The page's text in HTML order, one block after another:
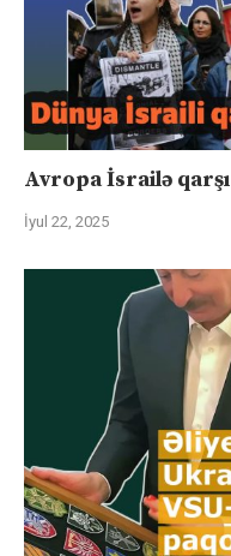
Avropa İsrailə qarşı
İyul 22, 2025